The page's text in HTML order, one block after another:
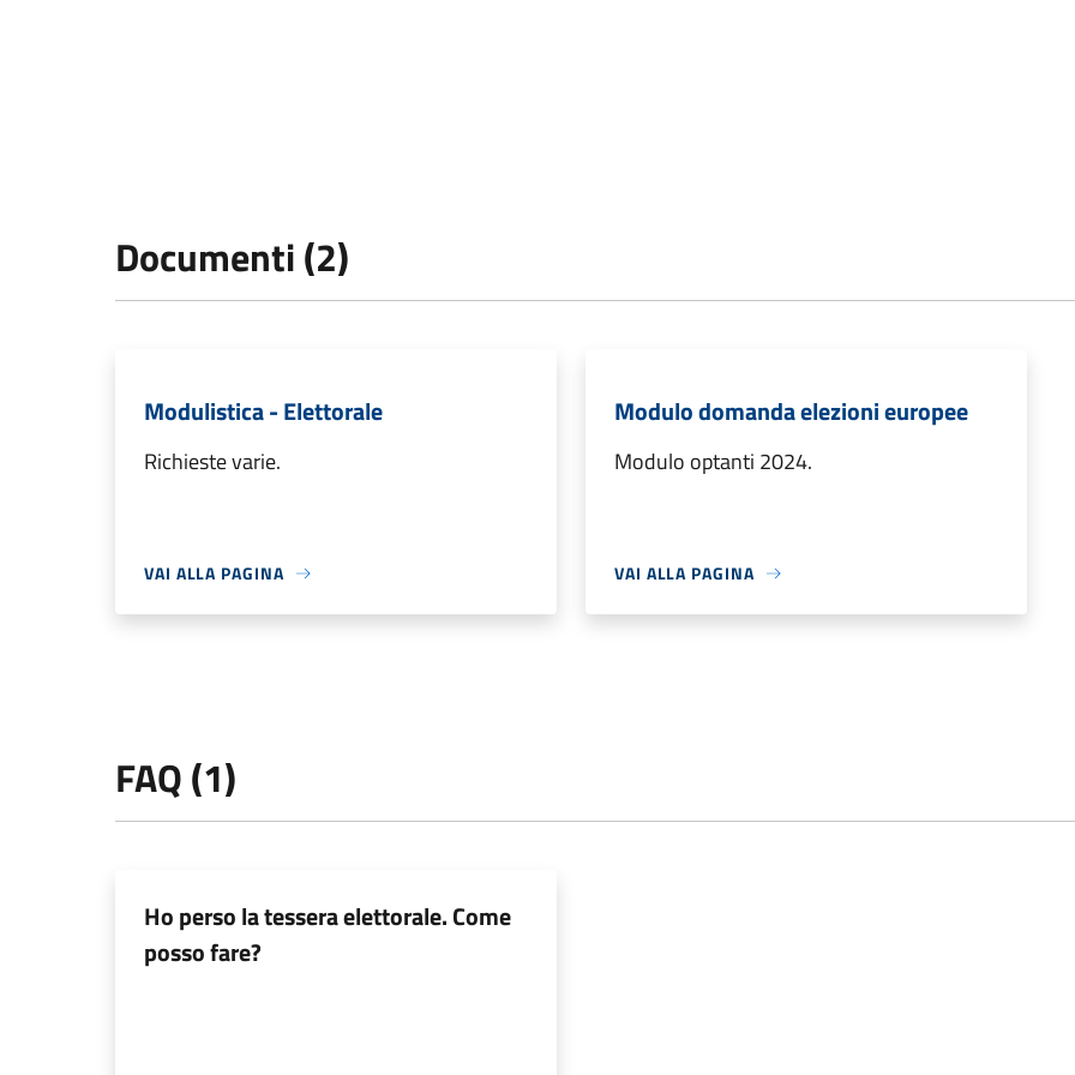
Documenti (2)
Modulistica - Elettorale
Richieste varie.
VAI ALLA PAGINA
Modulo domanda elezioni europee
Modulo optanti 2024.
VAI ALLA PAGINA
FAQ (1)
Ho perso la tessera elettorale. Come
posso fare?